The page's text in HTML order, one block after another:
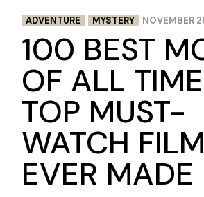
ADVENTURE MYSTERY NOVEMBER
100 BEST
OF ALL
TOP MUST-
WATCH
EVER MADE